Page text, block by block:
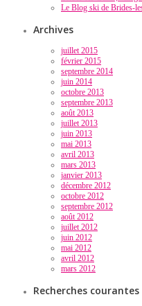
Le Blog ski de Brides-
Archives
juillet 2015
février 2015
septembre 2014
juin 2014
octobre 2013
septembre 2013
août 2013
juillet 2013
juin 2013
mai 2013
avril 2013
mars 2013
janvier 2013
décembre 2012
octobre 2012
septembre 2012
août 2012
juillet 2012
juin 2012
mai 2012
avril 2012
mars 2012
Recherches courantes